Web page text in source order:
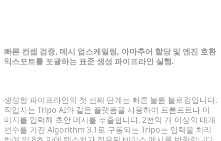
빠른 컨셉 검증, 메시 업스케일링, 아마추어 할당 및 엔진 호환
익스포트를 포괄하는 표준 생성 파이프라인 실행.
생성형 파이프라인의 첫 번째 단계는 빠른 볼륨 블로킹입니다.
작업자는 Tripo AI와 같은 플랫폼을 사용하여 프롬프트나 이
미지를 입력해 초안 메시를 추출합니다. 2천억 개 이상의 매개
변수를 가진 Algorithm 3.1로 구동되는 Tripo는 입력을 처리